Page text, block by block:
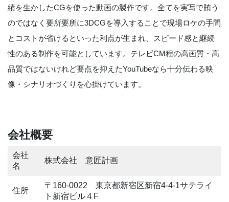
績を生かしたCGを使った動画の製作です。全てを実写で賄う
のではなく要所要所に3DCGを導入することで現場ロケの手間
とコストが省けるといった利点が生まれ、スピード感と継続
性のある制作を可能としています。テレビCM程の高画質・高
品質ではないけれど要点を抑えたYouTubeなら十分伝わる映
像・シナリオづくりを心掛けています。
会社概要
会社
名
株式会社 意匠計画
住所
〒160-0022 東京都新宿区新宿4-4-1サテライ
ト新宿ビル４F